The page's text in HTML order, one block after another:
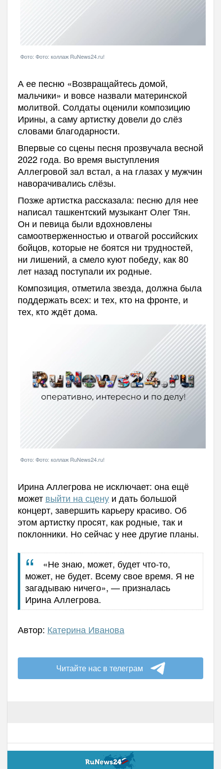
Фото: Фото: коллаж RuNews24.ru!
А ее песню «Возвращайтесь домой,
мальчики» и вовсе назвали материнской
молитвой. Солдаты оценили композицию
Ирины, а саму артистку довели до слёз
словами благодарности.
Впервые со сцены песня прозвучала весной
2022 года. Во время выступления
Аллегровой зал встал, а на глазах у мужчин
наворачивались слёзы.
Позже артистка рассказала: песню для нее
написал ташкентский музыкант Олег Тян.
Он и певица были вдохновлены
самоотверженностью и отвагой российских
бойцов, которые не боятся ни трудностей,
ни лишений, а смело куют победу, как 80
лет назад поступали их родные.
Композиция, отметила звезда, должна была
поддержать всех: и тех, кто на фронте, и
тех, кто ждёт дома.
Фото: Фото: коллаж RuNews24.ru!
Ирина Аллегрова не исключает: она ещё
может выйти на сценуи дать большой
концерт, завершить карьеру красиво. Об
этом артистку просят, как родные, так и
поклонники. Но сейчас у нее другие планы.
«Не знаю, может, будет что-то,
может, не будет. Всему свое время. Я не
загадываю ничего», — призналась
Ирина Аллегрова.
Автор: Катерина Иванова
Читайте нас в телеграм